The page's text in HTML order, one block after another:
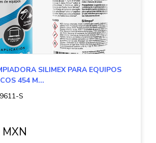
SILIMEX PARA EQUIPOS
454 M...
S